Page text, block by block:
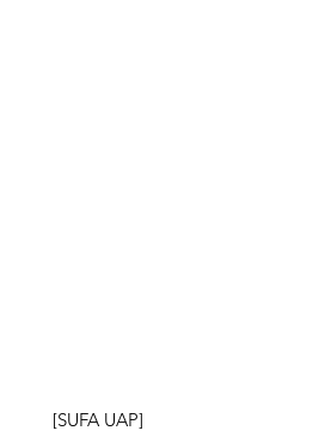
[SUFA UAP]